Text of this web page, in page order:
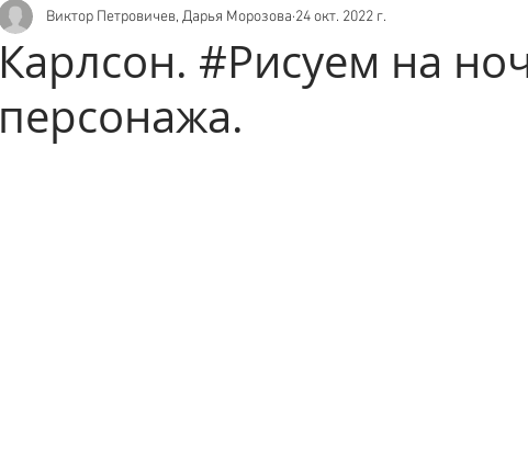
Карлсон. #Рисуем на
персонажа.
Виктор Петровичев, Дарья Морозова 24 окт. 2022 г.